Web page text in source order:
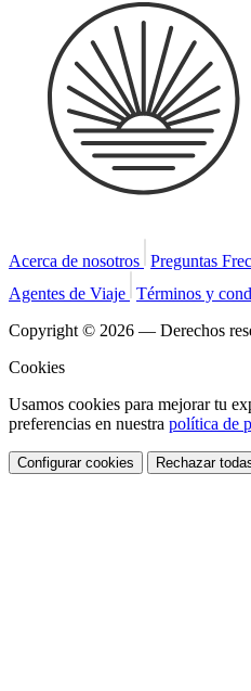
Acerca de nosotros Preguntas
Agentes de Viaje Términos y
Copyright © 2026 — Derechos
Cookies
Usamos cookies para mejorar tu
preferencias en nuestra política de
Configurar cookies Rechazar